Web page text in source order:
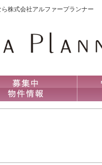
株式会社アルファープランナー